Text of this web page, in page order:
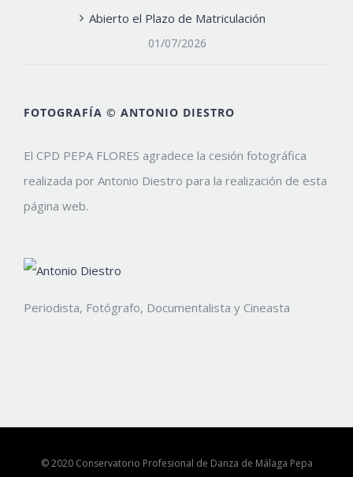
Abierto el Plazo de Matriculación
01/07/2026
FOTOGRAFÍA © ANTONIO DIESTRO
El CPD PEPA FLORES agradece la cesión fotográfica
realizada por Antonio Diestro para la realización de esta
página web.
Periodista, Fotógrafo, Documentalista y Cineasta
© 2020 Conservatorio Profesional de Danza de Málaga Pepa